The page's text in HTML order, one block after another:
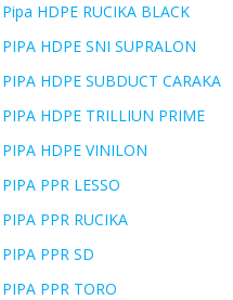
Pipa HDPE RUCIKA BLACK
PIPA HDPE SNI SUPRALON
PIPA HDPE SUBDUCT CARAKA
PIPA HDPE TRILLIUN PRIME
PIPA HDPE VINILON
PIPA PPR LESSO
PIPA PPR RUCIKA
PIPA PPR SD
PIPA PPR TORO